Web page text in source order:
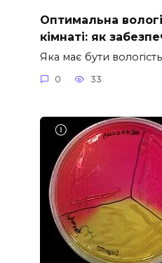
Оптимальна
кімнаті: як
Яка має бути
0 33